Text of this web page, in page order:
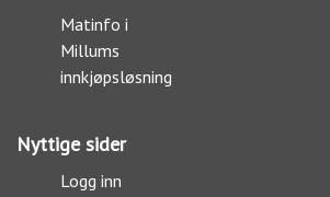
Matinfo i
Millums
innkjøpsløsning
Nyttige sider
Logg inn